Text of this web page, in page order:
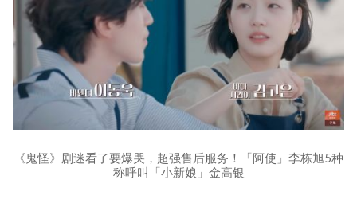
《鬼怪》剧迷看了要爆哭，超强售后服务！「阿使」李栋旭5种
称呼叫「小新娘」金高银